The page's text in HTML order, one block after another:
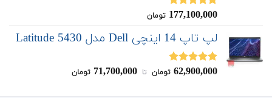
نمره4.67
177,100,000 تومان
لپ تاپ 14 اینچی Dell مدل Latitude 5430
نمره5.00
62,900,000 تومان ‌ تا ‌ 71,700,000 تومان